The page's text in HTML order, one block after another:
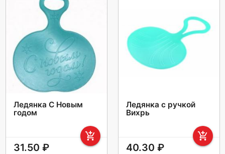
Ледянка С Новым
годом
add_shopping_cart
31.50 ₽
Ледянка с ручкой
Вихрь
add_shopping_cart
40.30 ₽